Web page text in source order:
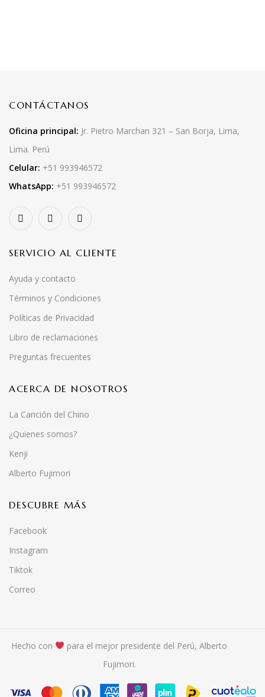
CONTÁCTANOS
Oficina principal: Jr. Pietro Marchan 321 – San Borja, Lima,
Lima. Perú
Celular: +51 993946572
WhatsApp: +51 993946572
SERVICIO AL CLIENTE
Ayuda y contacto
Términos y Condiciones
Políticas de Privacidad
Libro de reclamaciones
Preguntas frecuentes
ACERCA DE NOSOTROS
La Canción del Chino
¿Quienes somos?
Kenji
Alberto Fujimori
DESCUBRE MÁS
Facebook
Instagram
Tiktok
Correo
Hecho con
para el mejor presidente del Perú, Alberto
Fujimori.